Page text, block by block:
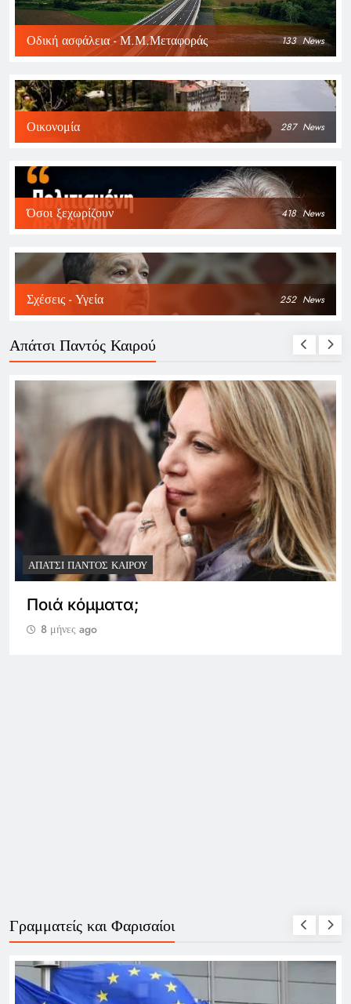
Οδική ασφάλεια - Μ.Μ.Μεταφοράς 133 News
Οικονομία 287 News
Όσοι ξεχωρίζουν 418 News
Σχέσεις - Υγεία 252 News
Απάτσι Παντός Καιρού
ΑΠΆΤΣΙ ΠΑΝΤΌΣ ΚΑΙΡΟΎ
Ποιά κόμματα;
8 μήνες ago
Γραμματείς και Φαρισαίοι